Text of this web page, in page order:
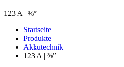
123 A | ⅜”
Startseite
Produkte
Akkutechnik
123 A | ⅜”